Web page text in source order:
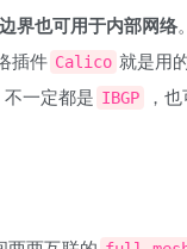
界也可用于内部网络
插件 Calico 就是用
一定都是 IBGP
，